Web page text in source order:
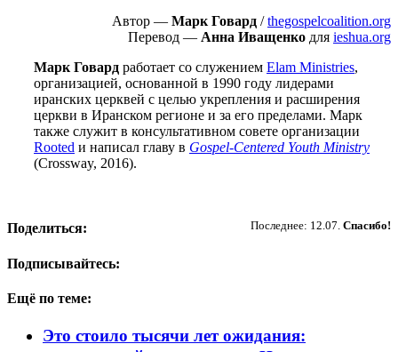
Автор — Марк Говард /thegospelcoalition.org
Перевод — Анна Иващенко для ieshua.org
Марк Говард работает со служением Elam Ministries,
организацией, основанной в 1990 году лидерами
иранских церквей с целью укрепления и расширения
церкви в Иранском регионе и за его пределами. Марк
также служит в консультативном совете организации
Rooted и написал главу в Gospel-Centered Youth Ministry
(Crossway, 2016).
Последнее: 12.07. Спасибо!
Поделиться:
Подписывайтесь:
Ещё по теме:
Это стоило тысячи лет ожидания: